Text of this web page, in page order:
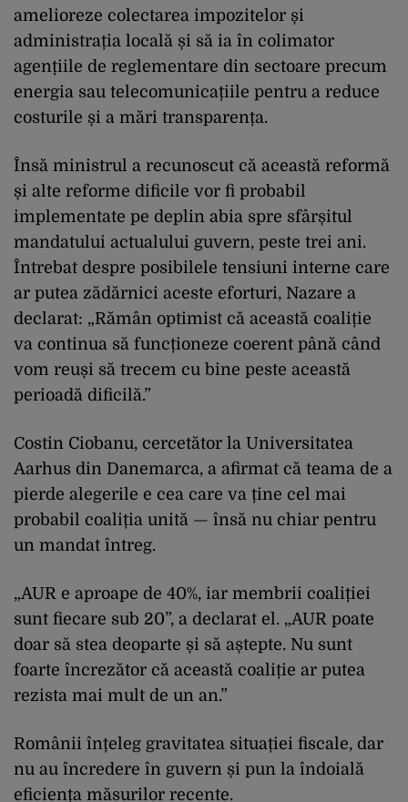
amelioreze colectarea impozitelor și
administrația locală și să ia în colimator
agențiile de reglementare din sectoare precum
energia sau telecomunicațiile pentru a reduce
costurile și a mări transparența.
Însă ministrul a recunoscut că această reformă
și alte reforme dificile vor fi probabil
implementate pe deplin abia spre sfârșitul
mandatului actualului guvern, peste trei ani.
Întrebat despre posibilele tensiuni interne care
ar putea zădărnici aceste eforturi, Nazare a
declarat: „Rămân optimist că această coaliție
va continua să funcționeze coerent până când
vom reuși să trecem cu bine peste această
perioadă dificilă.”
Costin Ciobanu, cercetător la Universitatea
Aarhus din Danemarca, a afirmat că teama de a
pierde alegerile e cea care va ține cel mai
probabil coaliția unită — însă nu chiar pentru
un mandat întreg.
„AUR e aproape de 40%, iar membrii coaliției
sunt fiecare sub 20”, a declarat el. „AUR poate
doar să stea deoparte și să aștepte. Nu sunt
foarte încrezător că această coaliție ar putea
rezista mai mult de un an.”
Românii înțeleg gravitatea situației fiscale, dar
nu au încredere în guvern și pun la îndoială
eficiența măsurilor recente.